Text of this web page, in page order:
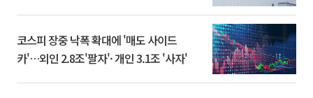
코스피 장중 낙폭 확대에 '매도 사이드
카'…외인 2.8조'팔자'· 개인 3.1조 '사자'